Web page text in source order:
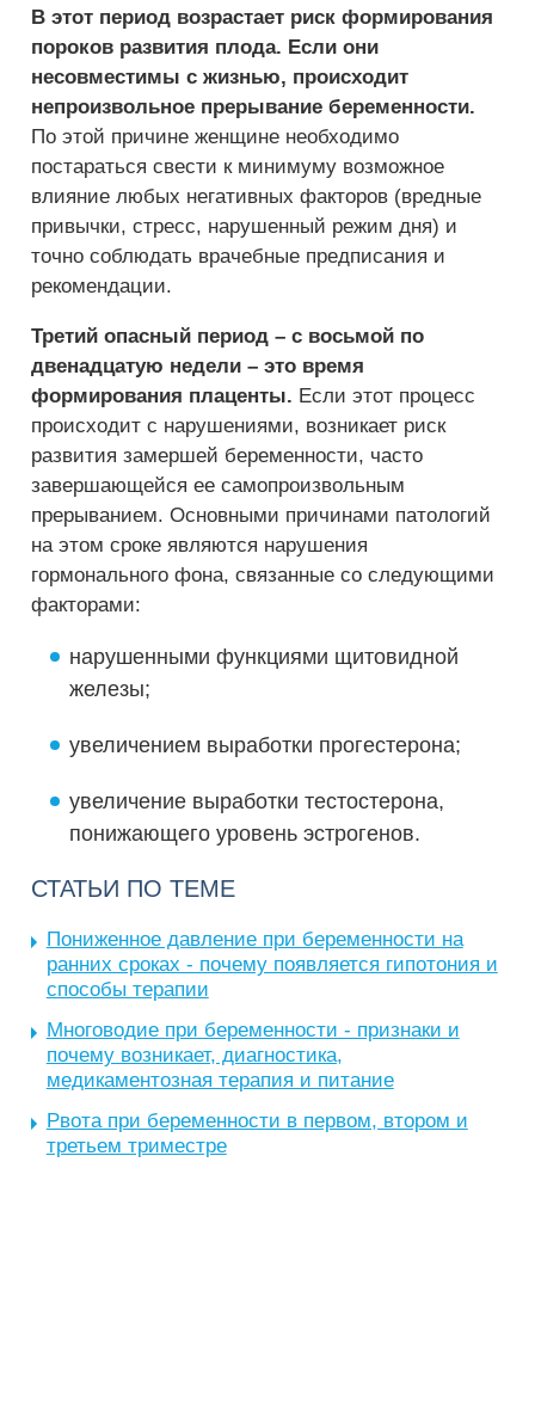
В этот период возрастает риск формирования
пороков развития плода. Если они
несовместимы с жизнью, происходит
непроизвольное прерывание беременности.
По этой причине женщине необходимо
постараться свести к минимуму возможное
влияние любых негативных факторов (вредные
привычки, стресс, нарушенный режим дня) и
точно соблюдать врачебные предписания и
рекомендации.
Третий опасный период – с восьмой по
двенадцатую недели – это время
формирования плаценты. Если этот процесс
происходит с нарушениями, возникает риск
развития замершей беременности, часто
завершающейся ее самопроизвольным
прерыванием. Основными причинами патологий
на этом сроке являются нарушения
гормонального фона, связанные со следующими
факторами:
нарушенными функциями щитовидной
железы;
увеличением выработки прогестерона;
увеличение выработки тестостерона,
понижающего уровень эстрогенов.
СТАТЬИ ПО ТЕМЕ
Пониженное давление при беременности на
ранних сроках - почему появляется гипотония и
способы терапии
Многоводие при беременности - признаки и
почему возникает, диагностика,
медикаментозная терапия и питание
Рвота при беременности в первом, втором и
третьем триместре